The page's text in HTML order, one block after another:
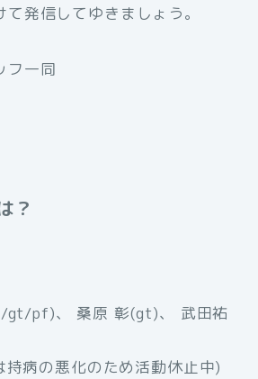
発信してゆきましょう。
フ一同
？
gt/pf)、 桑原 彰(gt)、 武田祐
病の悪化のため活動休止中)